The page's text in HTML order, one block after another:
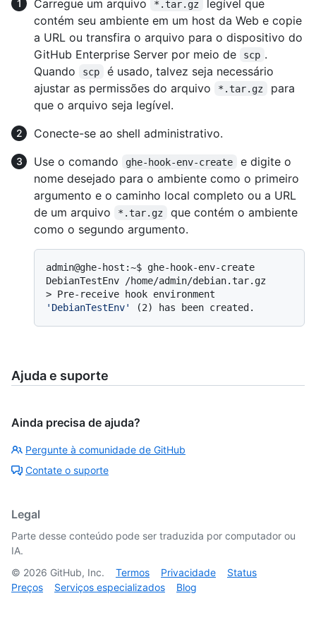
Carregue um arquivo *.tar.gz
legível que
contém seu ambiente em um host da Web e copie
a URL ou transfira o arquivo para o dispositivo do
GitHub Enterprise Server por meio de
scp .
Quando
scp
é usado, talvez seja necessário
ajustar as permissões do arquivo
*.tar.gz
para
que o arquivo seja legível.
Conecte-se ao shell administrativo.
Use o comando
ghe-hook-env-create
e digite o
nome desejado para o ambiente como o primeiro
argumento e o caminho local completo ou a URL
de um arquivo
*.tar.gz
que contém o ambiente
como o segundo argumento.
admin@ghe-host:~$ ghe-hook-env-create
>
'DebianTestEnv'
(2) has been created.
Ajuda e suporte
Ainda precisa de ajuda?
Pergunte à comunidade de GitHub
Contate o suporte
Legal
Parte desse conteúdo pode ser traduzida por computador ou
IA.
© 2026 GitHub, Inc. Termos Privacidade
Status
Preços
Serviços especializados Blog